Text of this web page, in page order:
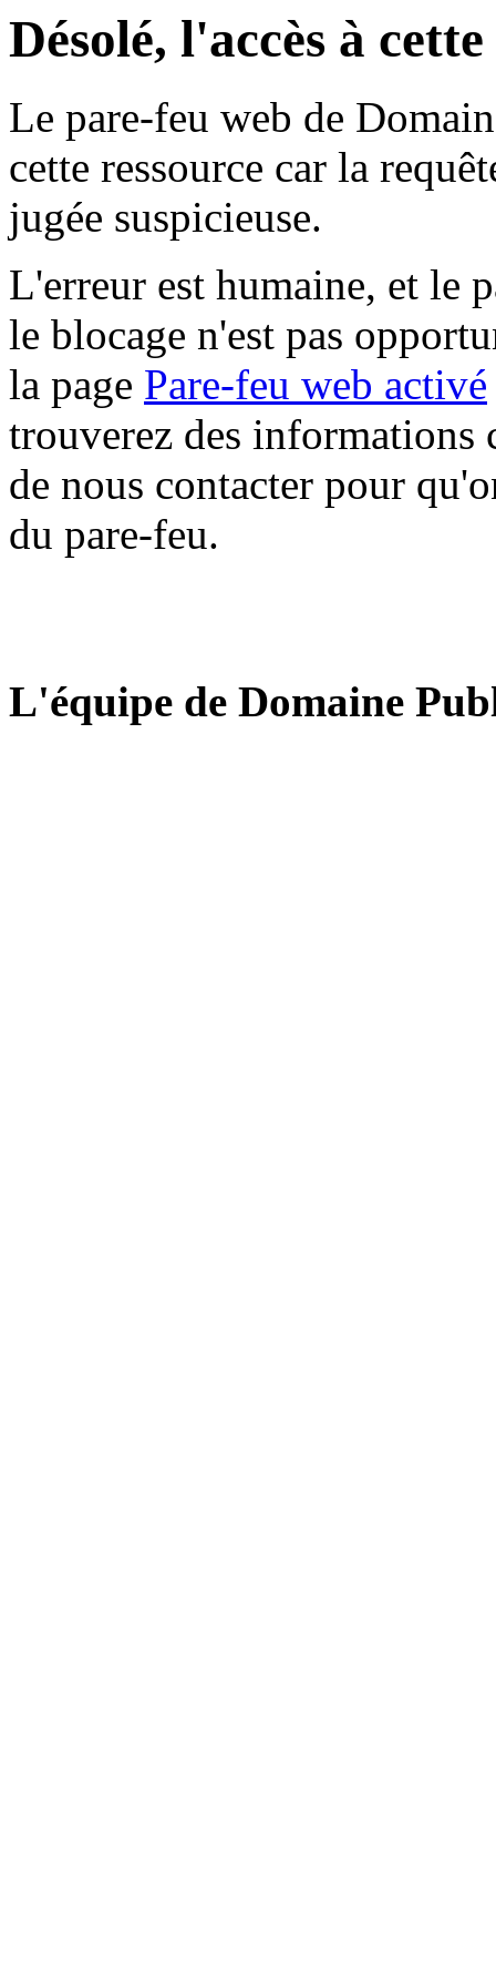
Désolé, l'accès à
Le pare-feu web de
cette ressource car la
jugée suspicieuse.
L'erreur est humaine, et le
le blocage n'est pas
la page Pare-feu web activé
trouverez des informations
de nous contacter pour
du pare-feu.
L'équipe de Domaine